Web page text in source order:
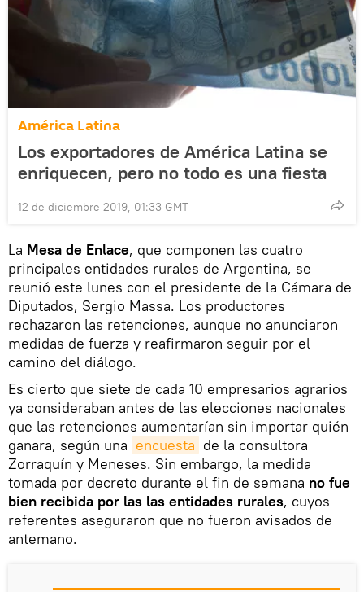
América Latina
Los exportadores de América Latina se
enriquecen, pero no todo es una fiesta
12 de diciembre 2019, 01:33 GMT
La Mesa de Enlace, que componen las cuatro
principales entidades rurales de Argentina, se
reunió este lunes con el presidente de la Cámara de
Diputados, Sergio Massa. Los productores
rechazaron las retenciones, aunque no anunciaron
medidas de fuerza y reafirmaron seguir por el
camino del diálogo.
Es cierto que siete de cada 10 empresarios agrarios
ya consideraban antes de las elecciones nacionales
que las retenciones aumentarían sin importar quién
ganara, según una encuesta de la consultora
Zorraquín y Meneses. Sin embargo, la medida
tomada por decreto durante el fin de semana no fue
bien recibida por las las entidades rurales, cuyos
referentes aseguraron que no fueron avisados de
antemano.